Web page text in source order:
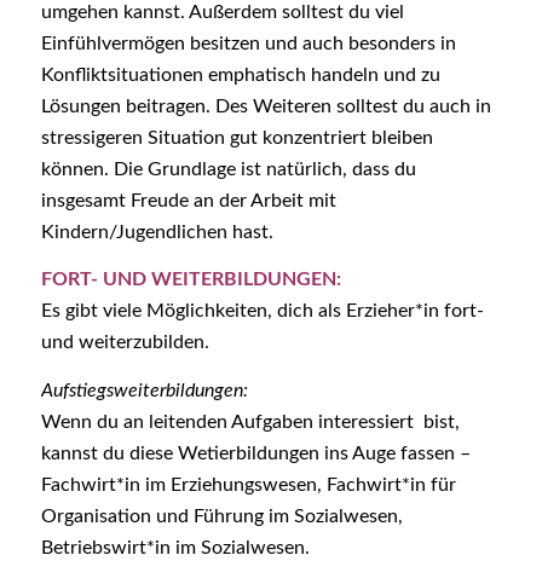
umgehen kannst. Außerdem solltest du viel
Einfühlvermögen besitzen und auch besonders in
Konfliktsituationen emphatisch handeln und zu
Lösungen beitragen. Des Weiteren solltest du auch in
stressigeren Situation gut konzentriert bleiben
können. Die Grundlage ist natürlich, dass du
insgesamt Freude an der Arbeit mit
Kindern/Jugendlichen hast.
FORT- UND WEITERBILDUNGEN:
Es gibt viele Möglichkeiten, dich als Erzieher*in fort-
und weiterzubilden.
Aufstiegsweiterbildungen:
Wenn du an leitenden Aufgaben interessiert bist,
kannst du diese Wetierbildungen ins Auge fassen –
Fachwirt*in im Erziehungswesen, Fachwirt*in für
Organisation und Führung im Sozialwesen,
Betriebswirt*in im Sozialwesen.